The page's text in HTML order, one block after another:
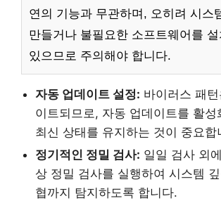
연의 기능과 무관하며, 오히려 시스
만들거나 불필요한 소프트웨어를
있으므로 주의해야 합니다.
자동 업데이트 설정: 바이러스 패
이트되므로, 자동 업데이트를 활성
최신 상태를 유지하는 것이 중요합
정기적인 정밀 검사: 일일 검사 외
상 정밀 검사를 실행하여 시스템
협까지 탐지하도록 합니다.